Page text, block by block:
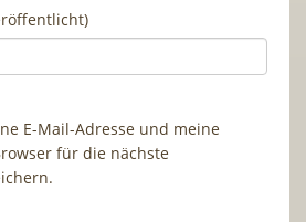
E-Mail-Adresse und meine
für die nächste